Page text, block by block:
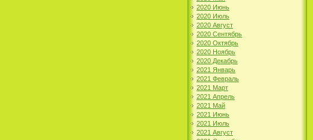
2020 Июнь
2020 Июль
2020 Август
2020 Сентябрь
2020 Октябрь
2020 Ноябрь
2020 Декабрь
2021 Январь
2021 Февраль
2021 Март
2021 Апрель
2021 Май
2021 Июнь
2021 Июль
2021 Август